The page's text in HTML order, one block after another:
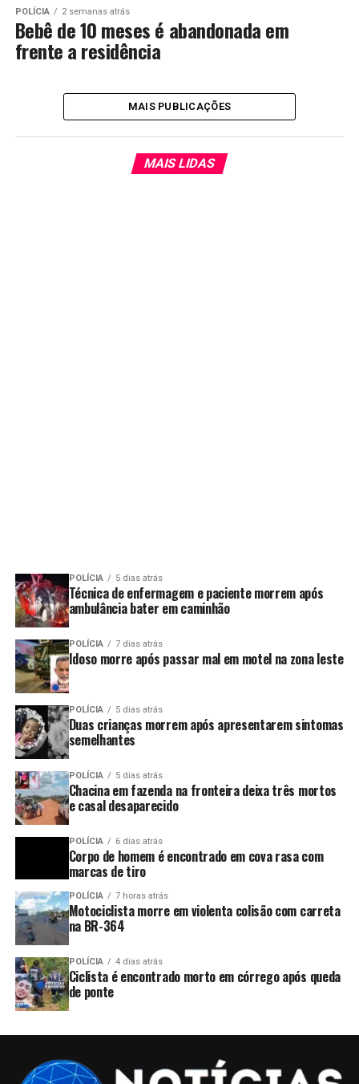
POLÍCIA 2 semanas atrás
Bebê de 10 meses é abandonada em
frente a residência
MAIS PUBLICAÇÕES
MAIS LIDAS
POLÍCIA 5 dias atrás
Técnica de enfermagem e paciente morrem após
ambulância bater em caminhão
POLÍCIA 7 dias atrás
Idoso morre após passar mal em motel na zona leste
POLÍCIA 5 dias atrás
Duas crianças morrem após apresentarem sintomas
semelhantes
POLÍCIA 5 dias atrás
Chacina em fazenda na fronteira deixa três mortos
e casal desaparecido
POLÍCIA 6 dias atrás
Corpo de homem é encontrado em cova rasa com
marcas de tiro
POLÍCIA 7 horas atrás
Motociclista morre em violenta colisão com carreta
na BR-364
POLÍCIA 4 dias atrás
Ciclista é encontrado morto em córrego após queda
de ponte